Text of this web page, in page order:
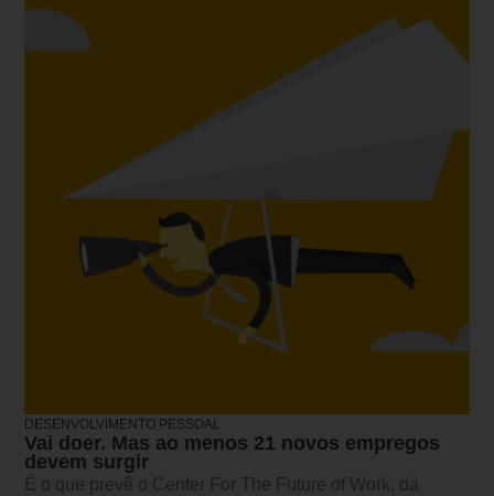
DESENVOLVIMENTO PESSOAL
Vai doer. Mas ao menos 21 novos empregos
devem surgir
É o que prevê o Center For The Future of Work, da